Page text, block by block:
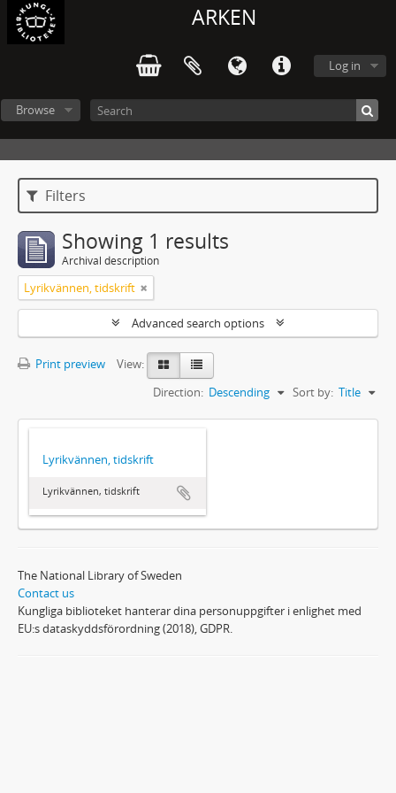
ARKEN
Log in
Browse
Filters
Showing 1 results
Archival description
Lyrikvännen, tidskrift
Advanced search options
Print preview
View:
Sort by: Title
Direction: Descending
Lyrikvännen, tidskrift
Lyrikvännen, tidskrift
The National Library of Sweden
Contact us
Kungliga biblioteket hanterar dina personuppgifter i enlighet med
EU:s dataskyddsförordning (2018), GDPR.